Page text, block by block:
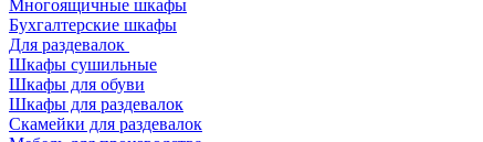
Многоящичные шкафы
Бухгалтерские шкафы
Для раздевалок
Шкафы сушильные
Шкафы для обуви
Шкафы для раздевалок
Скамейки для раздевалок